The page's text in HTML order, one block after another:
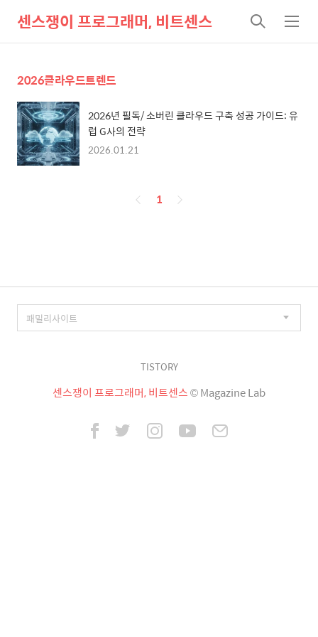
센스쟁이 프로그래머, 비트센스
검
색
메
뉴
2026클라우드트렌드
2026년 필독/ 소버린 클라우드 구축 성공 가이드: 유
럽 G사의 전략
2026.01.21
페
1
TISTORY
센스쟁이 프로그래머, 비트센스© Magazine Lab